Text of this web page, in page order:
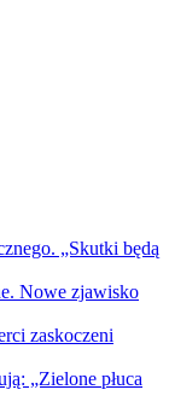
„Skutki będą
Nowe zjawisko
zaskoczeni
„Zielone płuca